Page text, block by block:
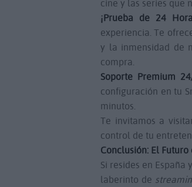
cine y las series que
¡Prueba de 24
experiencia. Te
y la inmensidad de
compra.
Soporte Premium
configuración en tu
minutos.
Te invitamos a
control de tu
Conclusión: El
Si resides en
laberinto de